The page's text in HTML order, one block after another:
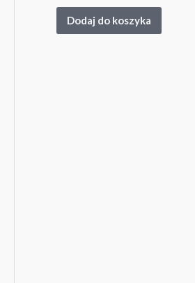
Oceniono
5
Dodaj do koszyka